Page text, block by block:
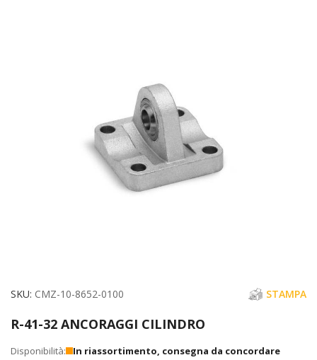
Vai
della
SKU CMZ-10-8652-0100 STAMPA
R-41-32 ANCORAGGI CILINDRO
In riassortimento, consegna da concordare